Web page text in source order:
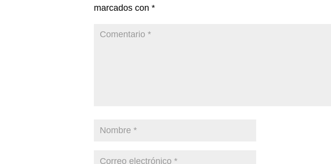
marcados con *